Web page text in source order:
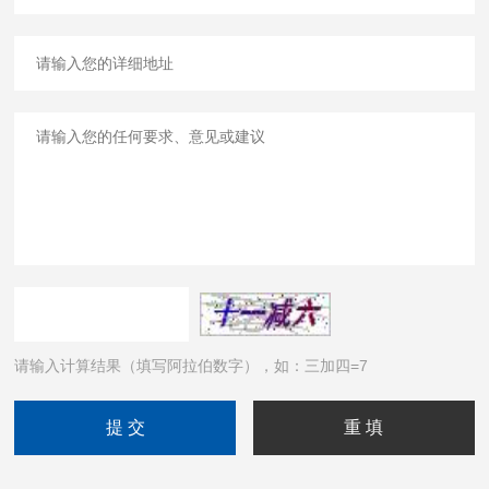
请输入计算结果（填写阿拉伯数字），如：三加四=7